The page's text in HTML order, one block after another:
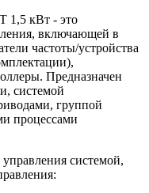
1,5 кВт - это
включающей в
частоты/устройства
Предназначен
системой
группой
процессами
системой,